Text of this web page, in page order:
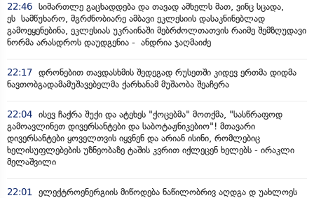
22:46 სიმართლე გაცხადდება და თავად ამხელს მათ, ვინც სცადა,
ეს სამწუხარო, მგრძნობიარე ამბავი ეკლესიის დასაკნინებლად
გამოეყენებინა, ეკლესიას უკრაინაში მებრძოლთათვის რაიმე შემზღუდავი
ნორმა არასდროს დაუდგენია - ანდრია ჯაღმაიძე
22:17 დრონებით თავდასხმის შედეგად რუსეთში კიდევ ერთმა დიდმა
ნავთობგადამამუშავებელმა ქარხანამ მუშაობა შეაჩერა
22:04 ისევ ჩაქრა შუქი და ატეხეს "ქოცებმა" მოთქმა, "სასწრაფოდ
გამოავლინეთ დივერსანტები და საბოტაჟნიკებიო"! მთავარი
დივერსანტები ყოველთვის იყვნენ და არიან ისინი, რომლებიც
ხელისუფლებების უზნეობაზე ტაშის კვრით იქლეცენ ხელებს - ირაკლი
მელაშვილი
22:01
ელექტროენერგიის მიწოდება ნაწილობრივ აღდგა დ უახლოეს